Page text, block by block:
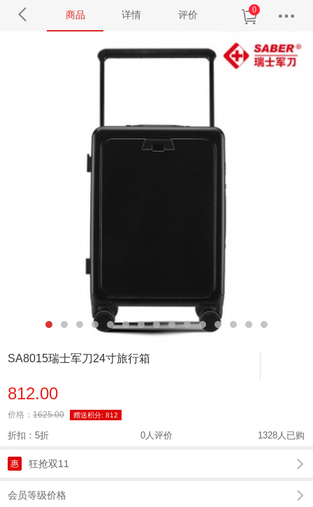
商品 详情 评价 0
SA8015瑞士军刀24寸旅行箱
812.00
价格：1625.00 赠送积分:812
折扣：5折 0人评价 1328人已购
惠 狂抢双11
会员等级价格